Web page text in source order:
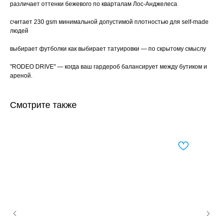
различает оттенки бежевого по кварталам Лос-Анджелеса
считает 230 gsm минимальной допустимой плотностью для self-made
людей
выбирает футболки как выбирает татуировки — по скрытому смыслу
"RODEO DRIVE" — когда ваш гардероб балансирует между бутиком и
ареной.
Смотрите также